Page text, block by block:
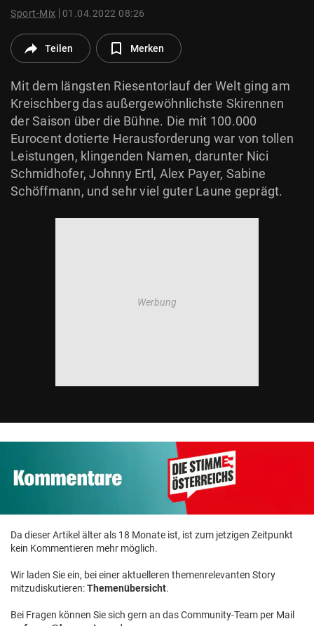
© Krone Multimedia GmbH & Co KG 2026
Sport-Mix 01.04.2022 08:26
Teilen Merken
Mit dem längsten Riesentorlauf der Welt ging am
Kreischberg das außergewöhnlichste Skirennen
der Saison über die Bühne. Die mit 100.000
Eurocent dotierte Herausforderung war von tollen
Leistungen, klingenden Namen, darunter Nici
Schmidhofer, Johnny Ertl, Alex Payer, Sabine
Schöffmann, und sehr viel guter Laune geprägt.
Da dieser Artikel älter als 18 Monate ist, ist zum jetzigen Zeitpunkt
kein Kommentieren mehr möglich.
Wir laden Sie ein, bei einer aktuelleren themenrelevanten Story
mitzudiskutieren:Themenübersicht.
Bei Fragen können Sie sich gern an das Community-Team per Mail